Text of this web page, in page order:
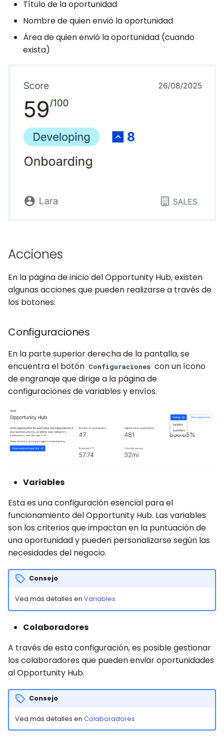
Título de la oportunidad
Nombre de quien envió la oportunidad
Área de quien envió la oportunidad (cuando
exista)
Acciones
En la página de inicio del Opportunity Hub, existen
algunas acciones que pueden realizarse a través de
los botones:
Configuraciones
En la parte superior derecha de la pantalla, se
encuentra el botón Configuraciones con un ícono
de engranaje que dirige a la página de
configuraciones de variables y envíos.
Variables
Esta es una configuración esencial para el
funcionamiento del Opportunity Hub. Las variables
son los criterios que impactan en la puntuación de
una oportunidad y pueden personalizarse según las
necesidades del negocio.
Consejo
Vea más detalles en Variables
Colaboradores
A través de esta configuración, es posible gestionar
los colaboradores que pueden enviar oportunidades
al Opportunity Hub.
Consejo
Vea más detalles en Colaboradores